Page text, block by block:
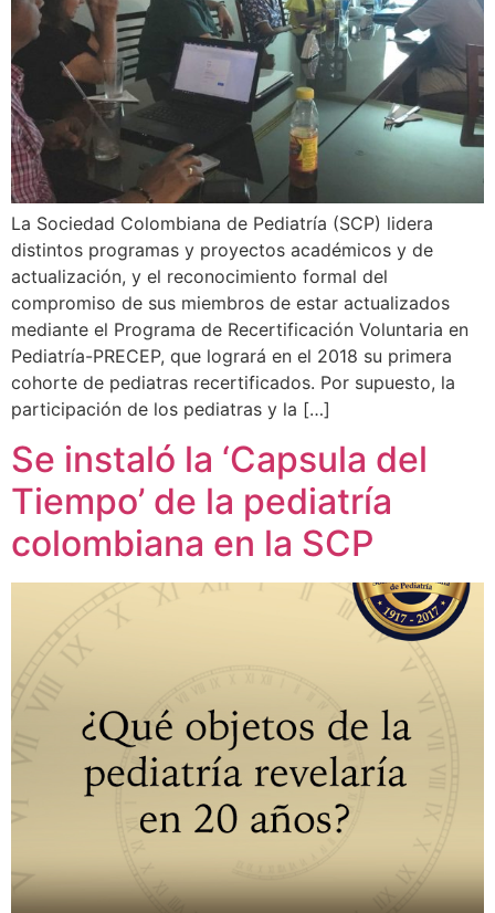
La Sociedad Colombiana de Pediatría (SCP) lidera
distintos programas y proyectos académicos y de
actualización, y el reconocimiento formal del
compromiso de sus miembros de estar actualizados
mediante el Programa de Recertificación Voluntaria en
Pediatría-PRECEP, que logrará en el 2018 su primera
cohorte de pediatras recertificados. Por supuesto, la
participación de los pediatras y la […]
Se instaló la ‘Capsula del
Tiempo’ de la pediatría
colombiana en la SCP